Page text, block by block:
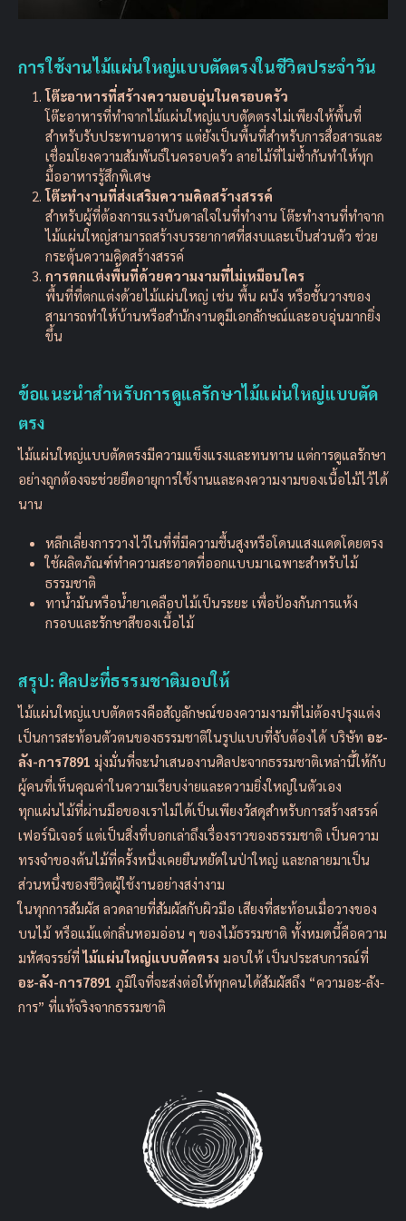
การใช้งานไม้แผ่นใหญ่แบบตัดตรงในชีวิตประจำวัน
โต๊ะอาหารที่สร้างความอบอุ่นในครอบครัว
โต๊ะอาหารที่ทำจากไม้แผ่นใหญ่แบบตัดตรงไม่เพียงให้พื้นที่
สำหรับรับประทานอาหาร แต่ยังเป็นพื้นที่สำหรับการสื่อสารและ
เชื่อมโยงความสัมพันธ์ในครอบครัว ลายไม้ที่ไม่ซ้ำกันทำให้ทุก
มื้ออาหารรู้สึกพิเศษ
โต๊ะทำงานที่ส่งเสริมความคิดสร้างสรรค์
สำหรับผู้ที่ต้องการแรงบันดาลใจในที่ทำงาน โต๊ะทำงานที่ทำจาก
ไม้แผ่นใหญ่สามารถสร้างบรรยากาศที่สงบและเป็นส่วนตัว ช่วย
กระตุ้นความคิดสร้างสรรค์
การตกแต่งพื้นที่ด้วยความงามที่ไม่เหมือนใคร
พื้นที่ที่ตกแต่งด้วยไม้แผ่นใหญ่ เช่น พื้น ผนัง หรือชั้นวางของ
สามารถทำให้บ้านหรือสำนักงานดูมีเอกลักษณ์และอบอุ่นมากยิ่ง
ขึ้น
ข้อแนะนำสำหรับการดูแลรักษาไม้แผ่นใหญ่แบบตัด
ตรง
ไม้แผ่นใหญ่แบบตัดตรงมีความแข็งแรงและทนทาน แต่การดูแลรักษา
อย่างถูกต้องจะช่วยยืดอายุการใช้งานและคงความงามของเนื้อไม้ไว้ได้
นาน
หลีกเลี่ยงการวางไว้ในที่ที่มีความชื้นสูงหรือโดนแสงแดดโดยตรง
ใช้ผลิตภัณฑ์ทำความสะอาดที่ออกแบบมาเฉพาะสำหรับไม้
ธรรมชาติ
ทาน้ำมันหรือน้ำยาเคลือบไม้เป็นระยะ เพื่อป้องกันการแห้ง
กรอบและรักษาสีของเนื้อไม้
สรุป: ศิลปะที่ธรรมชาติมอบให้
ไม้แผ่นใหญ่แบบตัดตรงคือสัญลักษณ์ของความงามที่ไม่ต้องปรุงแต่ง
เป็นการสะท้อนตัวตนของธรรมชาติในรูปแบบที่จับต้องได้ บริษัท อะ-
ลัง-การ7891 มุ่งมั่นที่จะนำเสนองานศิลปะจากธรรมชาติเหล่านี้ให้กับ
ผู้คนที่เห็นคุณค่าในความเรียบง่ายและความยิ่งใหญ่ในตัวเอง
ทุกแผ่นไม้ที่ผ่านมือของเราไม่ได้เป็นเพียงวัสดุสำหรับการสร้างสรรค์
เฟอร์นิเจอร์ แต่เป็นสิ่งที่บอกเล่าถึงเรื่องราวของธรรมชาติ เป็นความ
ทรงจำของต้นไม้ที่ครั้งหนึ่งเคยยืนหยัดในป่าใหญ่ และกลายมาเป็น
ส่วนหนึ่งของชีวิตผู้ใช้งานอย่างสง่างาม
ในทุกการสัมผัส ลวดลายที่สัมผัสกับผิวมือ เสียงที่สะท้อนเมื่อวางของ
บนไม้ หรือแม้แต่กลิ่นหอมอ่อน ๆ ของไม้ธรรมชาติ ทั้งหมดนี้คือความ
มหัศจรรย์ที่ไม้แผ่นใหญ่แบบตัดตรง มอบให้ เป็นประสบการณ์ที่
อะ-ลัง-การ7891 ภูมิใจที่จะส่งต่อให้ทุกคนได้สัมผัสถึง “ความอะ-ลัง-
การ” ที่แท้จริงจากธรรมชาติ